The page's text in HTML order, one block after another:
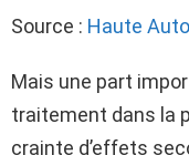
Source : Haute
Mais une part
traitement dans la
crainte d’effets